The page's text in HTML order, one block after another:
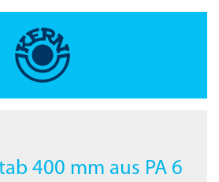
400 mm aus PA 6